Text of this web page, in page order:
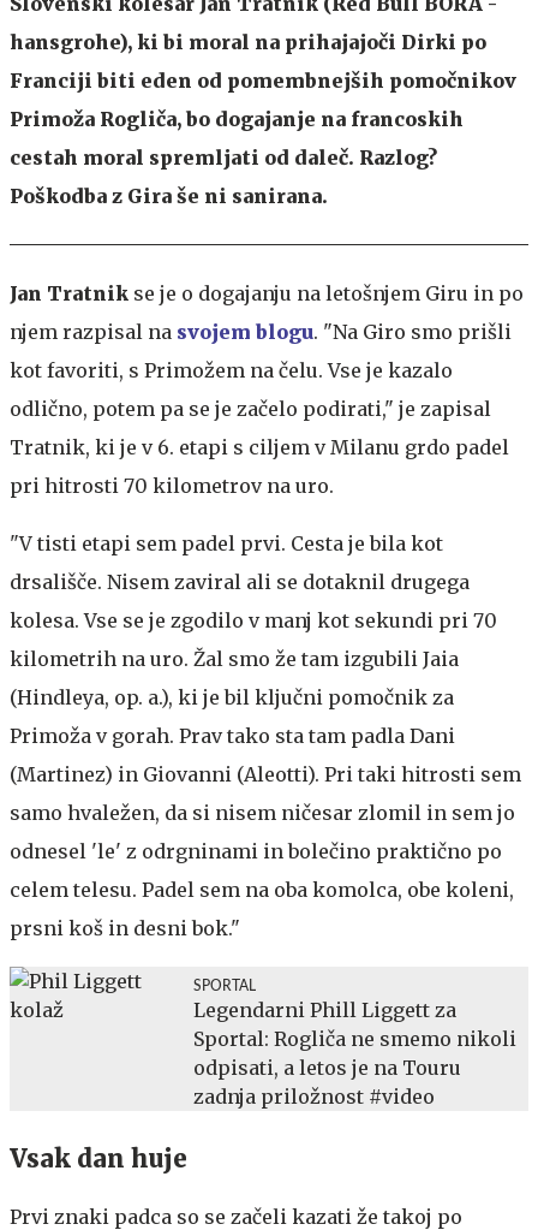
hansgrohe), ki bi moral na prihajajoči Dirki po
Franciji biti eden od pomembnejših pomočnikov
Primoža Rogliča, bo dogajanje na francoskih
cestah moral spremljati od daleč. Razlog?
Poškodba z Gira še ni sanirana.
Jan Tratnik se je o dogajanju na letošnjem Giru in po
njem razpisal na svojem blogu. "Na Giro smo prišli
kot favoriti, s Primožem na čelu. Vse je kazalo
odlično, potem pa se je začelo podirati," je zapisal
Tratnik, ki je v 6. etapi s ciljem v Milanu grdo padel
pri hitrosti 70 kilometrov na uro.
"V tisti etapi sem padel prvi. Cesta je bila kot
drsališče. Nisem zaviral ali se dotaknil drugega
kolesa. Vse se je zgodilo v manj kot sekundi pri 70
kilometrih na uro. Žal smo že tam izgubili Jaia
(Hindleya, op. a.), ki je bil ključni pomočnik za
Primoža v gorah. Prav tako sta tam padla Dani
(Martinez) in Giovanni (Aleotti). Pri taki hitrosti sem
samo hvaležen, da si nisem ničesar zlomil in sem jo
odnesel 'le' z odrgninami in bolečino praktično po
celem telesu. Padel sem na oba komolca, obe koleni,
prsni koš in desni bok."
SPORTAL
Legendarni Phill Liggett za
Sportal: Rogliča ne smemo nikoli
odpisati, a letos je na Touru
zadnja priložnost #video
Vsak dan huje
Prvi znaki padca so se začeli kazati že takoj po